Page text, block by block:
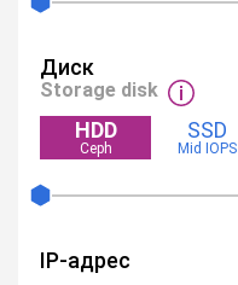
Диск
Storage disk
HDD
Ceph
SSD
Mid IOPS
IP-адрес